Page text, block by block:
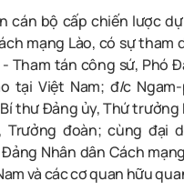
cán bộ cấp chiến lược
mạng Lào, có sự tham
Tham tán công sứ, Phó
tại Việt Nam; đ/c
thư Đảng ủy, Thứ trưởng
Trưởng đoàn; cùng đại
Nhân dân Cách
và các cơ quan hữu